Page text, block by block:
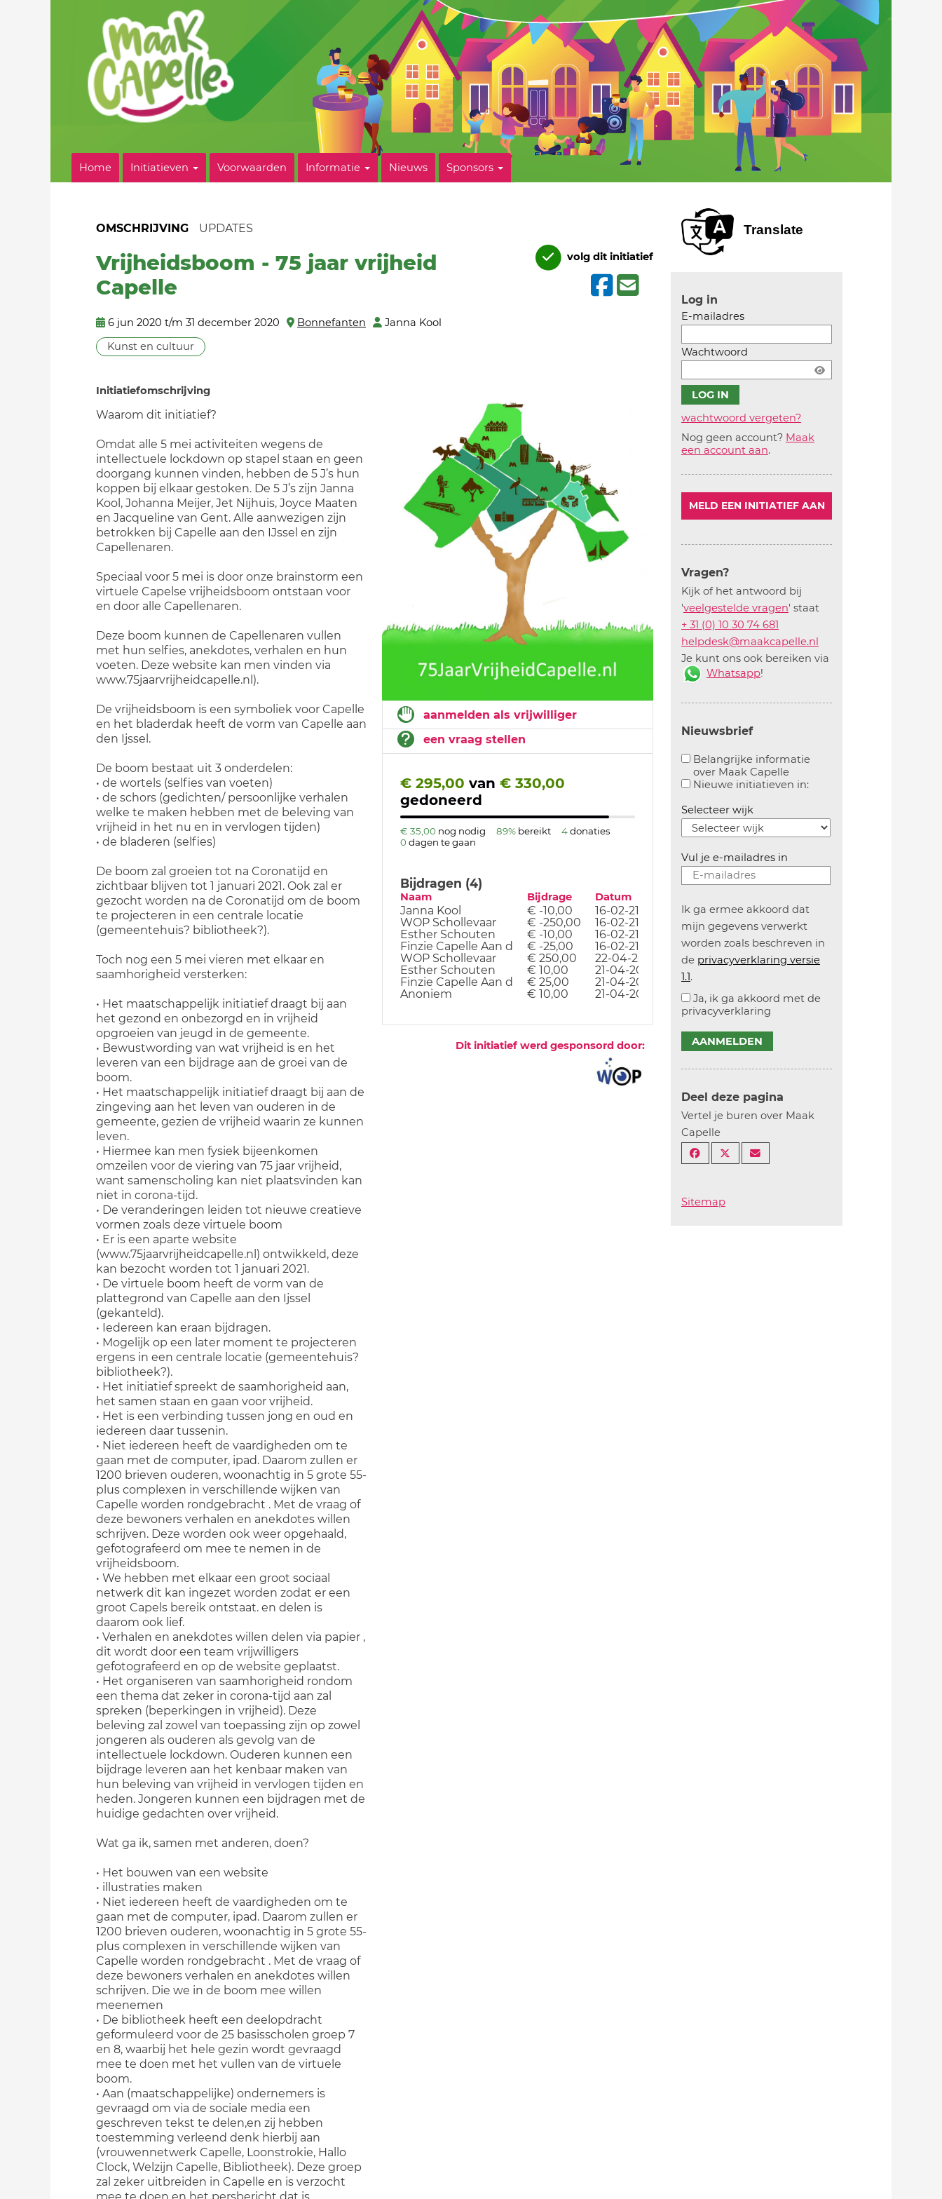
Home Initiatieven Voorwaarden Informatie Nieuws Sponsors
OMSCHRIJVING UPDATES
Vrijheidsboom - 75 jaar vrijheid
Capelle
6 jun 2020 t/m 31 december 2020 Bonnefanten
Janna Kool
Kunst en cultuur
volg dit initiatief
aanmelden als vrijwilliger
een vraag stellen
€ 295,00 van € 330,00
gedoneerd
€ 35,00 nog nodig 89% bereikt 4donaties
0 dagen te gaan
Bijdragen (4)
Naam Bijdrage Datum
Janna Kool € -10,00
16-02-21
WOP Schollevaar
€ -250,00
16-02-21
Esther Schouten
€ -10,00
16-02-21
Finzie Capelle Aan d
€ -25,00
16-02-21
WOP Schollevaar
€ 250,00
22-04-20
Esther Schouten
€ 10,00
21-04-20
Finzie Capelle Aan d
€ 25,00
21-04-20
Anoniem
€ 10,00 21-04-20
Dit initiatief werd gesponsord door:
Initiatiefomschrijving
Waarom dit initiatief?
Omdat alle 5 mei activiteiten wegens de
intellectuele lockdown op stapel staan en geen
doorgang kunnen vinden, hebben de 5 J’s hun
koppen bij elkaar gestoken. De 5 J’s zijn Janna
Kool, Johanna Meijer, Jet Nijhuis, Joyce Maaten
en Jacqueline van Gent. Alle aanwezigen zijn
betrokken bij Capelle aan den IJssel en zijn
Capellenaren.
Speciaal voor 5 mei is door onze brainstorm een
virtuele Capelse vrijheidsboom ontstaan voor
en door alle Capellenaren.
Deze boom kunnen de Capellenaren vullen
met hun selfies, anekdotes, verhalen en hun
voeten. Deze website kan men vinden via
www.75jaarvrijheidcapelle.nl).
De vrijheidsboom is een symboliek voor Capelle
en het bladerdak heeft de vorm van Capelle aan
den Ijssel.
De boom bestaat uit 3 onderdelen:
• de wortels (selfies van voeten)
• de schors (gedichten/ persoonlijke verhalen
welke te maken hebben met de beleving van
vrijheid in het nu en in vervlogen tijden)
• de bladeren (selfies)
De boom zal groeien tot na Coronatijd en
zichtbaar blijven tot 1 januari 2021. Ook zal er
gezocht worden na de Coronatijd om de boom
te projecteren in een centrale locatie
(gemeentehuis? bibliotheek?).
Toch nog een 5 mei vieren met elkaar en
saamhorigheid versterken:
• Het maatschappelijk initiatief draagt bij aan
het gezond en onbezorgd en in vrijheid
opgroeien van jeugd in de gemeente.
• Bewustwording van wat vrijheid is en het
leveren van een bijdrage aan de groei van de
boom.
• Het maatschappelijk initiatief draagt bij aan de
zingeving aan het leven van ouderen in de
gemeente, gezien de vrijheid waarin ze kunnen
leven.
• Hiermee kan men fysiek bijeenkomen
omzeilen voor de viering van 75 jaar vrijheid,
want samenscholing kan niet plaatsvinden kan
niet in corona-tijd.
• De veranderingen leiden tot nieuwe creatieve
vormen zoals deze virtuele boom
• Er is een aparte website
(www.75jaarvrijheidcapelle.nl) ontwikkeld, deze
kan bezocht worden tot 1 januari 2021.
• De virtuele boom heeft de vorm van de
plattegrond van Capelle aan den Ijssel
(gekanteld).
• Iedereen kan eraan bijdragen.
• Mogelijk op een later moment te projecteren
ergens in een centrale locatie (gemeentehuis?
bibliotheek?).
• Het initiatief spreekt de saamhorigheid aan,
het samen staan en gaan voor vrijheid.
• Het is een verbinding tussen jong en oud en
iedereen daar tussenin.
• Niet iedereen heeft de vaardigheden om te
gaan met de computer, ipad. Daarom zullen er
1200 brieven ouderen, woonachtig in 5 grote 55-
plus complexen in verschillende wijken van
Capelle worden rondgebracht . Met de vraag of
deze bewoners verhalen en anekdotes willen
schrijven. Deze worden ook weer opgehaald,
gefotografeerd om mee te nemen in de
vrijheidsboom.
• We hebben met elkaar een groot sociaal
netwerk dit kan ingezet worden zodat er een
groot Capels bereik ontstaat. en delen is
daarom ook lief.
• Verhalen en anekdotes willen delen via papier ,
dit wordt door een team vrijwilligers
gefotografeerd en op de website geplaatst.
• Het organiseren van saamhorigheid rondom
een thema dat zeker in corona-tijd aan zal
spreken (beperkingen in vrijheid). Deze
beleving zal zowel van toepassing zijn op zowel
jongeren als ouderen als gevolg van de
intellectuele lockdown. Ouderen kunnen een
bijdrage leveren aan het kenbaar maken van
hun beleving van vrijheid in vervlogen tijden en
heden. Jongeren kunnen een bijdragen met de
huidige gedachten over vrijheid.
Wat ga ik, samen met anderen, doen?
• Het bouwen van een website
• illustraties maken
• Niet iedereen heeft de vaardigheden om te
gaan met de computer, ipad. Daarom zullen er
1200 brieven ouderen, woonachtig in 5 grote 55-
plus complexen in verschillende wijken van
Capelle worden rondgebracht . Met de vraag of
deze bewoners verhalen en anekdotes willen
schrijven. Die we in de boom mee willen
meenemen
• De bibliotheek heeft een deelopdracht
geformuleerd voor de 25 basisscholen groep 7
en 8, waarbij het hele gezin wordt gevraagd
mee te doen met het vullen van de virtuele
boom.
• Aan (maatschappelijke) ondernemers is
gevraagd om via de sociale media een
geschreven tekst te delen,en zij hebben
toestemming verleend denk hierbij aan
(vrouwennetwerk Capelle, Loonstrokie, Hallo
Clock, Welzijn Capelle, Bibliotheek). Deze groep
zal zeker uitbreiden in Capelle en is verzocht
Translate
Log in
E-mailadres
Wachtwoord
wachtwoord vergeten?
Nog geen account? Maak
een account aan.
MELD EEN INITIATIEF AAN
Vragen?
Kijk of het antwoord bij
'veelgestelde vragen' staat
+ 31 (0) 10 30 74 681
helpdesk@maakcapelle.nl
Je kunt ons ook bereiken via
Whatsapp!
Nieuwsbrief
Belangrijke informatie
over Maak Capelle
Aanvinken om belangrijke informatie over
Nieuwe initiatieven in:Aanvinken om
Selecteer wijk
Vul je e-mailadres in
Ik ga ermee akkoord dat
mijn gegevens verwerkt
worden zoals beschreven in
de privacyverklaring versie
1.1.
Ja, ik ga akkoord met de
privacyverklaring
AANMELDEN
Deel deze pagina
Vertel je buren over Maak
Capelle
Sitemap